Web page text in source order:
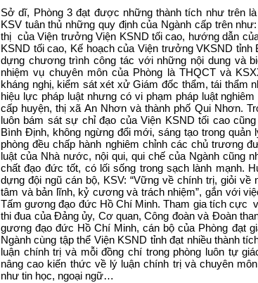
Sở dĩ, Phòng 3 đạt được những thành tích như trên
KSV tuân thủ những quy định của Ngành cấp trên
thị của Viện trưởng Viện KSND tối cao, hướng dẫn
KSND tối cao, Kế hoạch của Viện trưởng VKSND
dựng chương trình công tác với những nội dung và
nhiệm vụ chuyên môn của Phòng là THQCT và
kháng nghị, kiểm sát xét xử Giám đốc thẩm, tái thẩm
hiệu lực pháp luật nhưng có vi phạm pháp luật
cấp huyện, thị xã An Nhơn và thành phố Qui Nhơn.
luôn bám sát sự chỉ đạo của Viện KSND tối cao
Bình Định, không ngừng đổi mới, sáng tạo trong quản
phòng đều chấp hành nghiêm chỉnh các chủ trương
luật của Nhà nước, nội qui, qui chế của Ngành cũng
chất đạo đức tốt, có lối sống trong sạch lành mạnh.
dựng đội ngũ cán bộ, KSV: “Vững về chính trị, giỏi về
tâm và bản lĩnh, kỷ cương và trách nhiệm”, gắn với
Tấm gương đạo đức Hồ Chí Minh. Tham gia tích cực
thi đua của Đảng ủy, Cơ quan, Công đoàn và Đoàn
gương đạo đức Hồ Chí Minh, cán bộ của Phòng đạt
Ngành cùng tập thể Viện KSND tỉnh đạt nhiều thành
luận chính trị và mỗi đồng chí trong phòng luôn tự
nâng cao kiến thức về lý luận chính trị và chuyên
như tin học, ngoại ngữ…